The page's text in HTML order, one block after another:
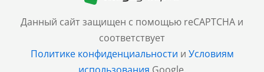
Данный сайт защищен с помощью reCAPTCHA и
соответствует
Политике конфиденциальности и Условиям
использования Google.
Санкт-Петербург
+7 (812) 600-77-33
Барнаул